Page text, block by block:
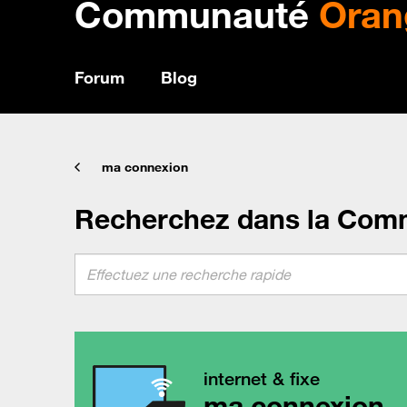
Communauté
Forum Blog
ma connexion
Recherchez dans la
internet & fixe